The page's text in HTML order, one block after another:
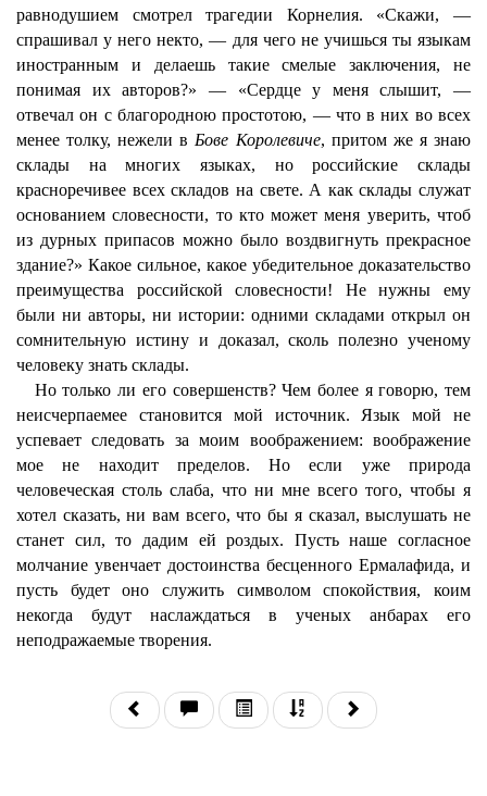
равнодушием смотрел трагедии Корнелия. «Скажи, —
спрашивал у него некто, — для чего не учишься ты языкам
иностранным и делаешь такие смелые заключения, не
понимая их авторов?» — «Сердце у меня слышит, —
отвечал он с благородною простотою, — что в них во всех
менее толку, нежели в Бове Королевиче, притом же я знаю
склады на многих языках, но российские склады
красноречивее всех складов на свете. А как склады служат
основанием словесности, то кто может меня уверить, чтоб
из дурных припасов можно было воздвигнуть прекрасное
здание?» Какое сильное, какое убедительное доказательство
преимущества российской словесности! Не нужны ему
были ни авторы, ни истории: одними складами открыл он
сомнительную истину и доказал, сколь полезно ученому
человеку знать склады.
Но только ли его совершенств? Чем более я говорю, тем
неисчерпаемее становится мой источник. Язык мой не
успевает следовать за моим воображением: воображение
мое не находит пределов. Но если уже природа
человеческая столь слаба, что ни мне всего того, чтобы я
хотел сказать, ни вам всего, что бы я сказал, выслушать не
станет сил, то дадим ей роздых. Пусть наше согласное
молчание увенчает достоинства бесценного Ермалафида, и
пусть будет оно служить символом спокойствия, коим
некогда будут наслаждаться в ученых анбарах его
неподражаемые творения.